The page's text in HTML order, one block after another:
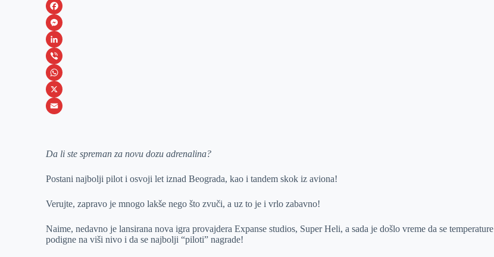
F
a
c
e
b
o
M
e
s
s
e
e
L
i
n
k
I
V
i
b
W
h
s
p
X
a
Da li ste spreman za novu dozu adrenalina?
Postani najbolji pilot i osvoji let iznad Beograda, kao i tandem skok iz aviona!
Verujte, zapravo je mnogo lakše nego što zvuči, a uz to je i vrlo zabavno!
Naime, nedavno je lansirana nova igra provajdera Expanse studios, Super Heli, a sada je došlo vreme da se temperature
podigne na viši nivo i da se najbolji “piloti” nagrade!